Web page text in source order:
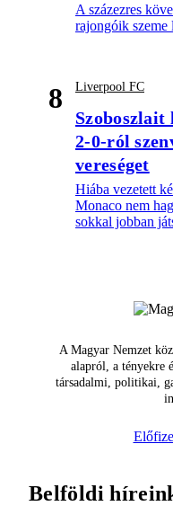
A százezres
rajongóik szeme
8 Liverpool FC
2-0-ról
vereséget
Hiába vezetett
Monaco nem
sokkal jobban
A Magyar Nemzet
alapról, a tényekre
társadalmi, politikai,
Belföldi